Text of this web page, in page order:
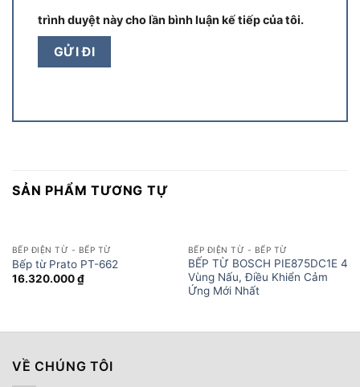
trình duyệt này cho lần bình luận kế tiếp của tôi.
SẢN PHẨM TƯƠNG TỰ
BẾP ĐIỆN TỪ - BẾP TỪ
Bếp từ Prato PT-662
16.320.000₫
BẾP ĐIỆN TỪ - BẾP TỪ
BẾP TỪ BOSCH PIE875DC1E 4
Vùng Nấu, Điều Khiển Cảm
Ứng Mới Nhất
VỀ CHÚNG TÔI